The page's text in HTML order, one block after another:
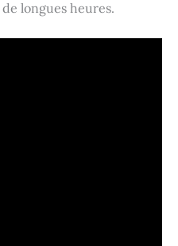
longues heures.